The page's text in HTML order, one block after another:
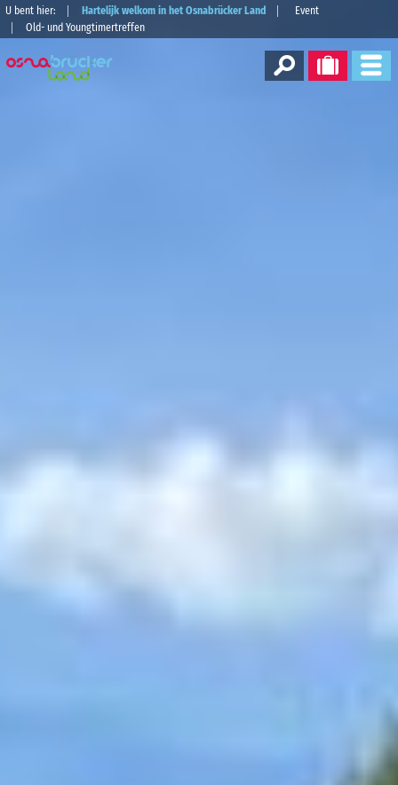
U bent hier: Hartelijk welkom in het Osnabrücker Land
Event
Old- und Youngtimertreffen